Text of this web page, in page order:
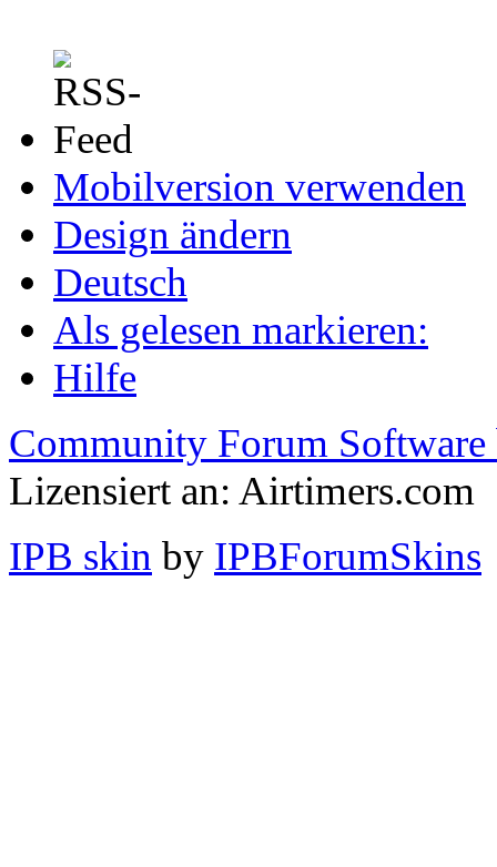
Mobilversion verwenden
Design ändern
Deutsch
Als gelesen markieren:
Hilfe
Community Forum Software
Lizensiert an: Airtimers.com
IPB skin by IPBForumSkins